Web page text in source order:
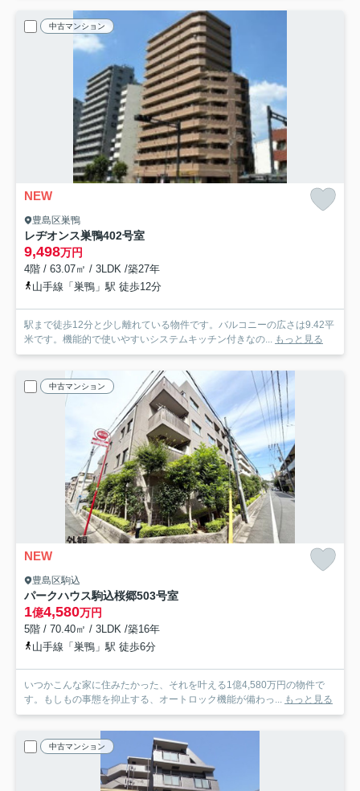
中古マンション
NEW
豊島区巣鴨
レヂオンス巣鴨402号室
9,498万円
4階 / 63.07㎡ / 3LDK /築27年
山手線「巣鴨」駅 徒歩12分
駅まで徒歩12分と少し離れている物件です。バルコニーの広さは9.42平
米です。機能的で使いやすいシステムキッチン付きなの... もっと見る
中古マンション
NEW
豊島区駒込
パークハウス駒込桜郷503号室
1億4,580万円
5階 / 70.40㎡ / 3LDK /築16年
山手線「巣鴨」駅 徒歩6分
いつかこんな家に住みたかった、それを叶える1億4,580万円の物件で
す。もしもの事態を抑止する、オートロック機能が備わっ... もっと見る
中古マンション